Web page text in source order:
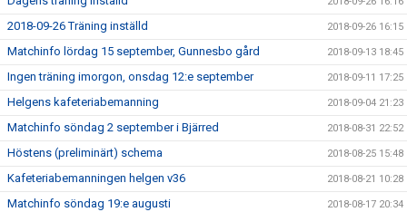
2018-09-26 Träning inställd 2018-09-26 16:15
Matchinfo lördag 15 september, Gunnesbo gård 2018-09-13 18:45
Ingen träning imorgon, onsdag 12:e september 2018-09-11 17:25
Helgens kafeteriabemanning 2018-09-04 21:23
Matchinfo söndag 2 september i Bjärred 2018-08-31 22:52
Höstens (preliminärt) schema 2018-08-25 15:48
Kafeteriabemanningen helgen v36 2018-08-21 10:28
Matchinfo söndag 19:e augusti 2018-08-17 20:34